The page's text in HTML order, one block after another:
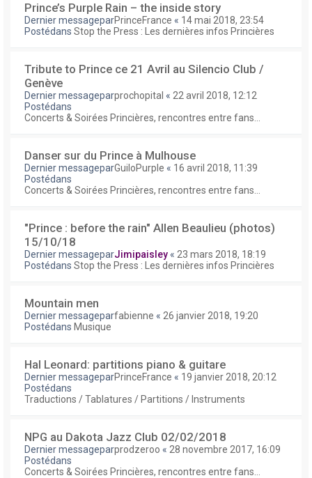
Prince’s Purple Rain – the inside story
Dernier messageparPrinceFrance « 14 mai 2018, 23:54
Postédans Stop the Press : Les dernières infos Princières
Tribute to Prince ce 21 Avril au Silencio Club /
Genève
Dernier messageparprochopital « 22 avril 2018, 12:12
Postédans
Concerts & Soirées Princières, rencontres entre fans...
Danser sur du Prince à Mulhouse
Dernier messageparGuiloPurple « 16 avril 2018, 11:39
Postédans
Concerts & Soirées Princières, rencontres entre fans...
"Prince : before the rain" Allen Beaulieu (photos)
15/10/18
Dernier messageparJimipaisley « 23 mars 2018, 18:19
Postédans Stop the Press : Les dernières infos Princières
Mountain men
Dernier messageparfabienne « 26 janvier 2018, 19:20
Postédans Musique
Hal Leonard: partitions piano & guitare
Dernier messageparPrinceFrance « 19 janvier 2018, 20:12
Postédans
Traductions / Tablatures / Partitions / Instruments
NPG au Dakota Jazz Club 02/02/2018
Dernier messageparprodzeroo « 28 novembre 2017, 16:09
Postédans
Concerts & Soirées Princières, rencontres entre fans...